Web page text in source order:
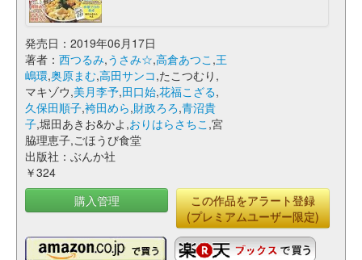
発売日：2019年06月17日
著者： 西つるみ,うさみ☆,高倉あつこ ,王
嶋環,奥原まむ,高田サンコ,たこつむり,
マキゾウ,美月李予,田口始,花福こざる,
久保田順子,袴田めら,財政ろろ,青沼貴
子,堀田あきお&かよ,おりはらさちこ ,宮
脇理恵子,ごほうび食堂
出版社：ぶんか社
￥324
購入管理
この作品をアラート登録
(プレミアムユーザー限定)